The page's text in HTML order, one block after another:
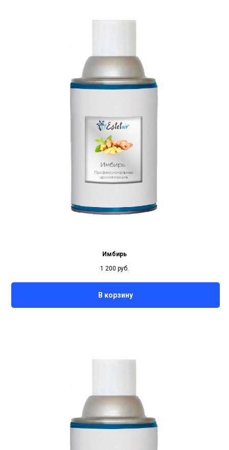
Имбирь
1 200 руб.
В корзину